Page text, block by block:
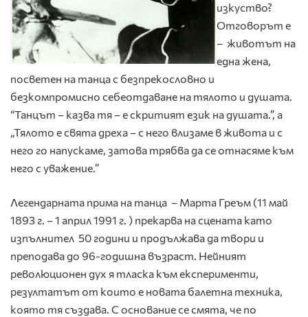
изкуство?
Отговорът е
– животът на
една жена,
посветен на танца с безпрекословно и
безкомпромисно себеотдаване на тялото и душата.
“Танцът – казва тя – е скритият език на душата.”, а
„Тялото е свята дреха – с него влизаме в живота и с
него го напускаме, затова трябва да се отнасяме към
него с уважение.”
Легендарната прима на танца – Марта Греъм (11 май
1893 г. – 1 април 1991 г. ) прекарва на сцената като
изпълнител 50 години и продължава да твори и
преподава до 96-годишна възраст. Нейният
революционен дух я тласка към експерименти,
резултатът от които е новата балетна техника,
която тя създава. С основание се смята, че по